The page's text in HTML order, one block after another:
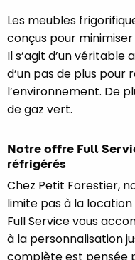
Les meubles
conçus pour
Il s’agit d’un
d’un pas de plus pour
l’environnement. De
de gaz vert.
Notre offre Full
réfrigérés
Chez Petit Forestier,
limite pas à la
Full Service vous
à la personnalisation
complète est pensée